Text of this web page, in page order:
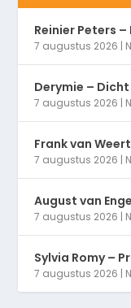
Reinier Peters
7 augustus 2026 |
Derymie –
7 augustus 2026 |
Frank van
7 augustus 2026 |
August van
7 augustus 2026 |
Sylvia Romy –
7 augustus 2026 |